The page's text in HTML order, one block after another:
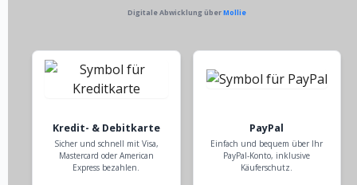
Digitale Abwicklung überMollie
Kredit- & Debitkarte
Sicher und schnell mit Visa,
Mastercard oder American
Express bezahlen.
PayPal
Einfach und bequem über Ihr
PayPal-Konto, inklusive
Käuferschutz.